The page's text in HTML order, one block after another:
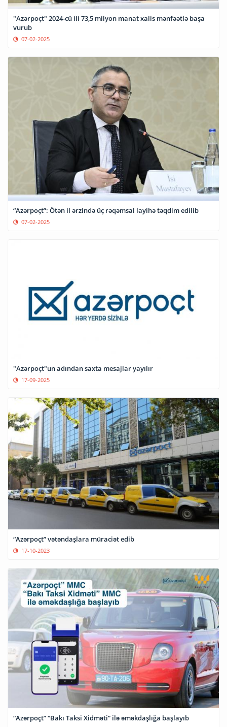
"Azərpoçt" 2024-cü ili 73,5 milyon manat xalis mənfəətlə başa
vurub
07-02-2025
“Azərpoçt”: Ötən il ərzində üç rəqəmsal layihə təqdim edilib
07-02-2025
"Azərpoçt"un adından saxta mesajlar yayılır
17-09-2025
“Azərpoçt” vətəndaşlara müraciət edib
17-10-2023
“Azərpoçt” “Bakı Taksi Xidməti” ilə əməkdaşlığa başlayıb